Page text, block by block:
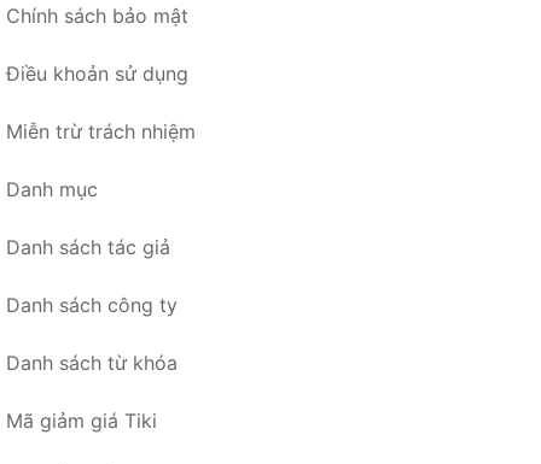
Chính sách bảo mật
Điều khoản sử dụng
Miễn trừ trách nhiệm
Danh mục
Danh sách tác giả
Danh sách công ty
Danh sách từ khóa
Mã giảm giá Tiki